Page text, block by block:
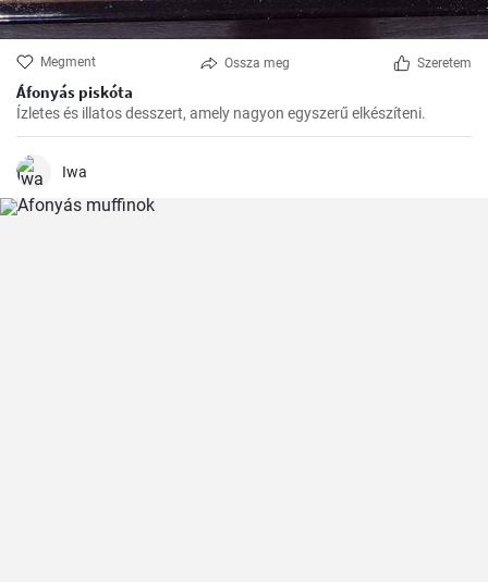
Megment Ossza meg Szeretem
Áfonyás piskóta
Ízletes és illatos desszert, amely nagyon egyszerű elkészíteni.
Iwa